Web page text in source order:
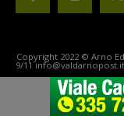
Copyright 2022 © Arno
9/11